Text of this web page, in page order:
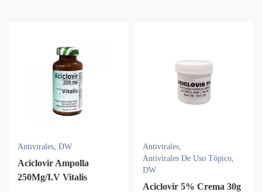
Antivirales, DW
Aciclovir Ampolla
250Mg/I.V Vitalis
Antivirales,
Antivirales De Uso Tópico,
DW
Aciclovir 5% Crema 30g